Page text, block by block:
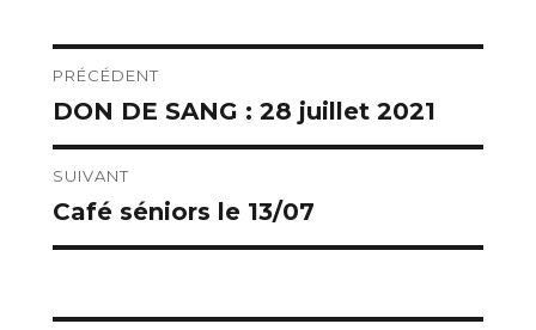
Navigation
de
l’article
PRÉCÉDENT
Publication
précédente :
DON DE SANG : 28 juillet 2021
SUIVANT
Publication
suivante :
Café séniors le 13/07